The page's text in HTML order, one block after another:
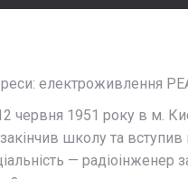
електроживлення
червня 1951 року в м.
школу та вступив
— радіоінженер